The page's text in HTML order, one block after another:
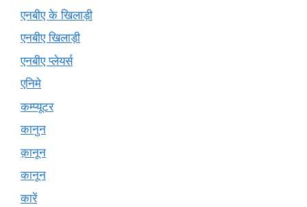
एनबीए के खिलाड़ी
एनबीए खिलाड़ी
एनबीए प्लेयर्स
एनिमे
कम्प्यूटर
कानुन
क़ानून
कानून
कारें